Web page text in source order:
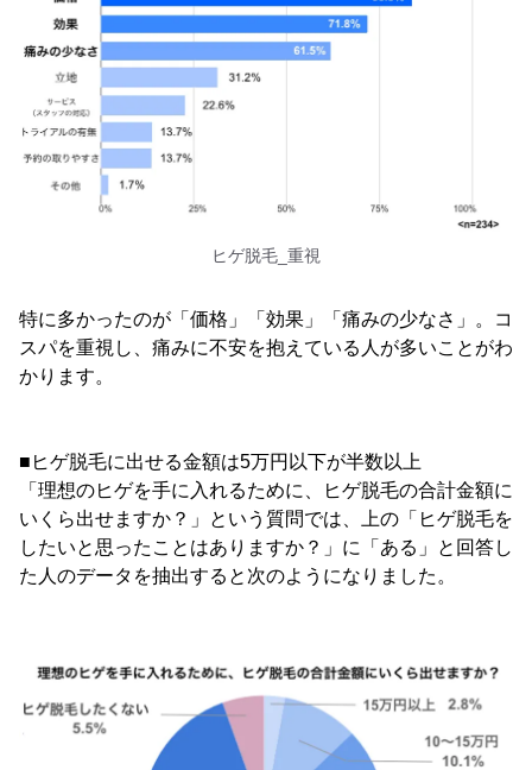
ヒゲ脱毛_重視
特に多かったのが「価格」「効果」「痛みの少なさ」。コ
スパを重視し、痛みに不安を抱えている人が多いことがわ
かります。
■ヒゲ脱毛に出せる金額は5万円以下が半数以上
「理想のヒゲを手に入れるために、ヒゲ脱毛の合計金額に
いくら出せますか？」という質問では、上の「ヒゲ脱毛を
したいと思ったことはありますか？」に「ある」と回答し
た人のデータを抽出すると次のようになりました。